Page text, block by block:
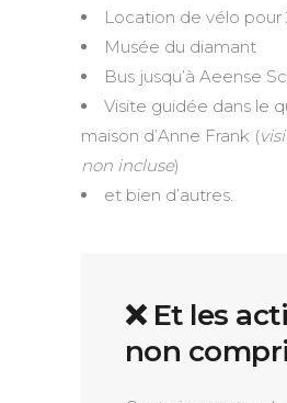
Location de vélo pour
Musée du diamant
Bus jusqu’à Aeense
Visite guidée dans le
maison d’Anne Frank (
non incluse)
et bien d’autres.
❌ Et les
non